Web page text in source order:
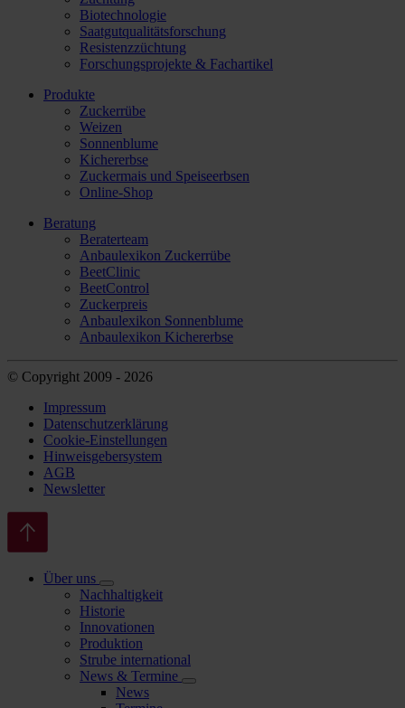
Biotechnologie
Saatgutqualitätsforschung
Resistenzzüchtung
Forschungsprojekte & Fachartikel
Produkte
Zuckerrübe
Weizen
Sonnenblume
Kichererbse
Zuckermais und Speiseerbsen
Online-Shop
Beratung
Beraterteam
Anbaulexikon Zuckerrübe
BeetClinic
BeetControl
Zuckerpreis
Anbaulexikon Sonnenblume
Anbaulexikon Kichererbse
© Copyright 2009 - 2026
Impressum
Datenschutzerklärung
Cookie-Einstellungen
Hinweisgebersystem
AGB
Newsletter
Über uns
Nachhaltigkeit
Historie
Innovationen
Produktion
Strube international
News & Termine
News